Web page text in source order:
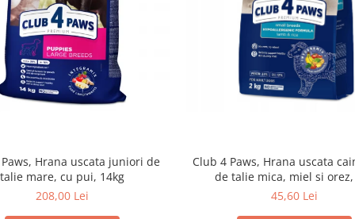
Hrana uscata juniori de
talie mare, cu pui, 14kg
208,00 Lei
Club 4 Paws, Hrana uscata
de talie mica, miel si orez,
45,60 Lei